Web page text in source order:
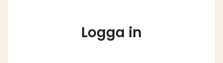
Logga in